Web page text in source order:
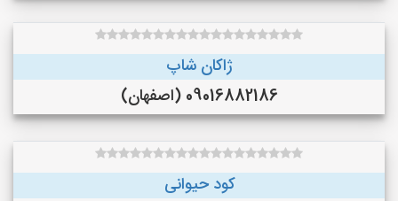
ژاکان شاپ
09016882186 (اصفهان)
کود حیوانی